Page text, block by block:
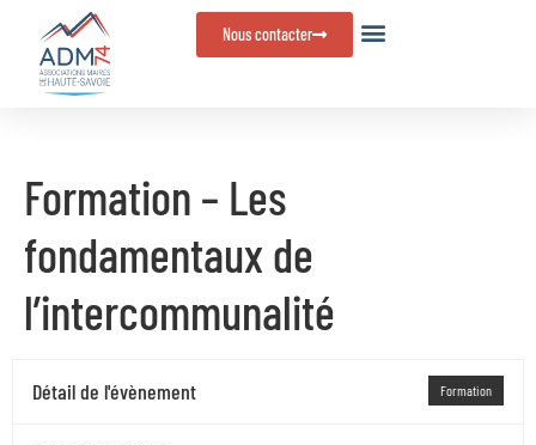
Nous contacter
Formation – Les
fondamentaux de
l’intercommunalité
Formation
Détail de l'évènement
Panneau de gestion des cookies